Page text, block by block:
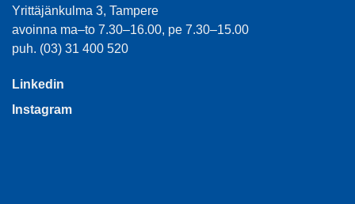
Yrittäjänkulma 3, Tampere
avoinna ma–to 7.30–16.00, pe 7.30–15.00
puh. (03) 31 400 520
Linkedin
Instagram